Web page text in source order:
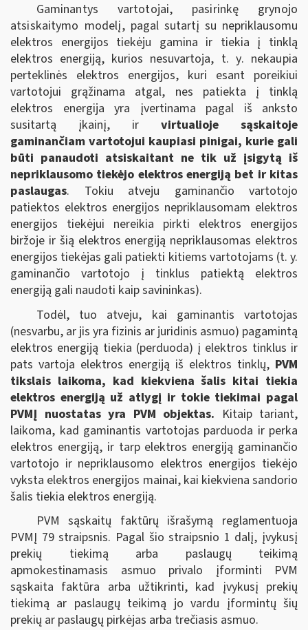
Gaminantys vartotojai, pasirinkę grynojo
atsiskaitymo modelį, pagal sutartį su nepriklausomu
elektros energijos tiekėju gamina ir tiekia į tinklą
elektros energiją, kurios nesuvartoja, t. y. nekaupia
perteklinės elektros energijos, kuri esant poreikiui
vartotojui grąžinama atgal, nes patiekta į tinklą
elektros energija yra įvertinama pagal iš anksto
susitartą įkainį, ir virtualioje sąskaitoje
gaminančiam vartotojui kaupiasi pinigai, kurie gali
būti panaudoti atsiskaitant ne tik už įsigytą iš
nepriklausomo tiekėjo elektros energiją bet ir kitas
paslaugas. Tokiu atveju gaminančio vartotojo
patiektos elektros energijos nepriklausomam elektros
energijos tiekėjui nereikia pirkti elektros energijos
biržoje ir šią elektros energiją nepriklausomas elektros
energijos tiekėjas gali patiekti kitiems vartotojams (t. y.
gaminančio vartotojo į tinklus patiektą elektros
energiją gali naudoti kaip savininkas).
Todėl, tuo atveju, kai gaminantis vartotojas
(nesvarbu, ar jis yra fizinis ar juridinis asmuo) pagamintą
elektros energiją tiekia (perduoda) į elektros tinklus ir
pats vartoja elektros energiją iš elektros tinklų, PVM
tikslais laikoma, kad kiekviena šalis kitai tiekia
elektros energiją už atlygį ir tokie tiekimai pagal
PVMĮ nuostatas yra PVM objektas. Kitaip tariant,
laikoma, kad gaminantis vartotojas parduoda ir perka
elektros energiją, ir tarp elektros energiją gaminančio
vartotojo ir nepriklausomo elektros energijos tiekėjo
vyksta elektros energijos mainai, kai kiekviena sandorio
šalis tiekia elektros energiją.
PVM sąskaitų faktūrų išrašymą reglamentuoja
PVMĮ 79 straipsnis. Pagal šio straipsnio 1 dalį, įvykusį
prekių tiekimą arba paslaugų teikimą
apmokestinamasis asmuo privalo įforminti PVM
sąskaita faktūra arba užtikrinti, kad įvykusį prekių
tiekimą ar paslaugų teikimą jo vardu įformintų šių
prekių ar paslaugų pirkėjas arba trečiasis asmuo.